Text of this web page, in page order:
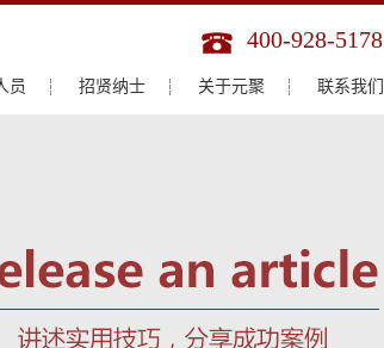
400-928-5178
员 招贤纳士 关于元聚 联系我们